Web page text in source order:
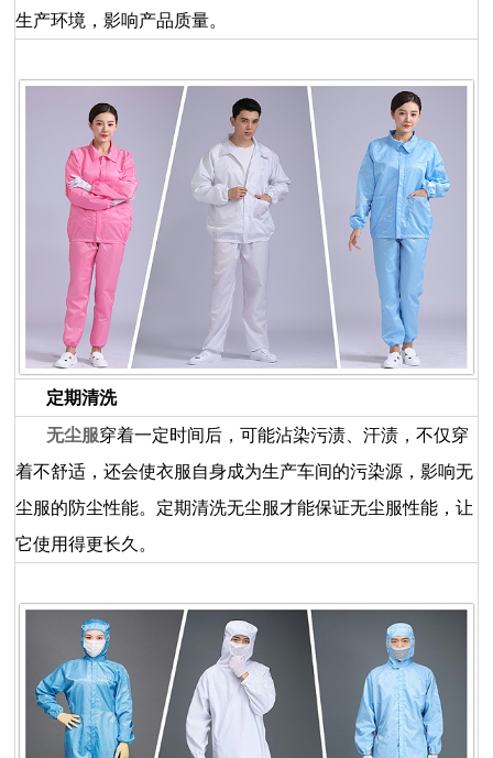
生产环境，影响产品质量。
定期清洗
无尘服穿着一定时间后，可能沾染污渍、汗渍，不仅穿
着不舒适，还会使衣服自身成为生产车间的污染源，影响无
尘服的防尘性能。定期清洗无尘服才能保证无尘服性能，让
它使用得更长久。